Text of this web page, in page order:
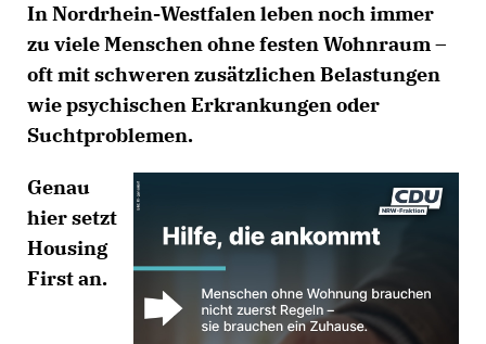
In Nordrhein-Westfalen leben noch immer
zu viele Menschen ohne festen Wohnraum –
oft mit schweren zusätzlichen Belastungen
wie psychischen Erkrankungen oder
Suchtproblemen.
Genau
hier setzt
Housing
First an.